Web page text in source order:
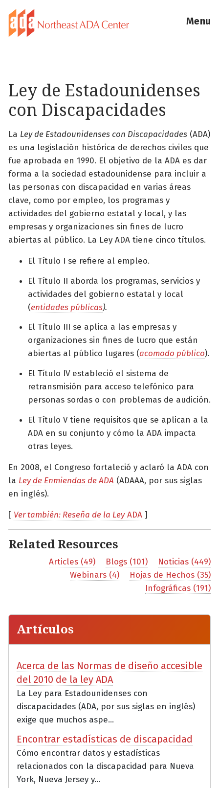
Menu
Ley de Estadounidenses
con Discapacidades
La Ley de Estadounidenses con Discapacidades (ADA)
es una legislación histórica de derechos civiles que
fue aprobada en 1990. El objetivo de la ADA es dar
forma a la sociedad estadounidense para incluir a
las personas con discapacidad en varias áreas
clave, como por empleo, los programas y
actividades del gobierno estatal y local, y las
empresas y organizaciones sin fines de lucro
abiertas al público. La Ley ADA tiene cinco títulos.
El Título I se refiere al empleo.
El Título II aborda los programas, servicios y
actividades del gobierno estatal y local
(entidades públicas).
El Título III se aplica a las empresas y
organizaciones sin fines de lucro que están
abiertas al público lugares (acomodo público).
El Título IV estableció el sistema de
retransmisión para acceso telefónico para
personas sordas o con problemas de audición.
El Título V tiene requisitos que se aplican a la
ADA en su conjunto y cómo la ADA impacta
otras leyes.
En 2008, el Congreso fortaleció y aclaró la ADA con
la Ley de Enmiendas de ADA (ADAAA, por sus siglas
en inglés).
[ Ver también: Reseña de la LeyADA ]
Related Resources
Articles (49) Blogs (101)
Noticias (449)
Webinars (4)
Hojas de Hechos (35)
Infográficas (191)
Artículos
Acerca de las Normas de diseño accesible
del 2010 de la ley ADA
La Ley para Estadounidenses con
discapacidades (ADA, por sus siglas en inglés)
exige que muchos aspe...
Encontrar estadísticas de discapacidad
Cómo encontrar datos y estadísticas
relacionados con la discapacidad para Nueva
York, Nueva Jersey y...